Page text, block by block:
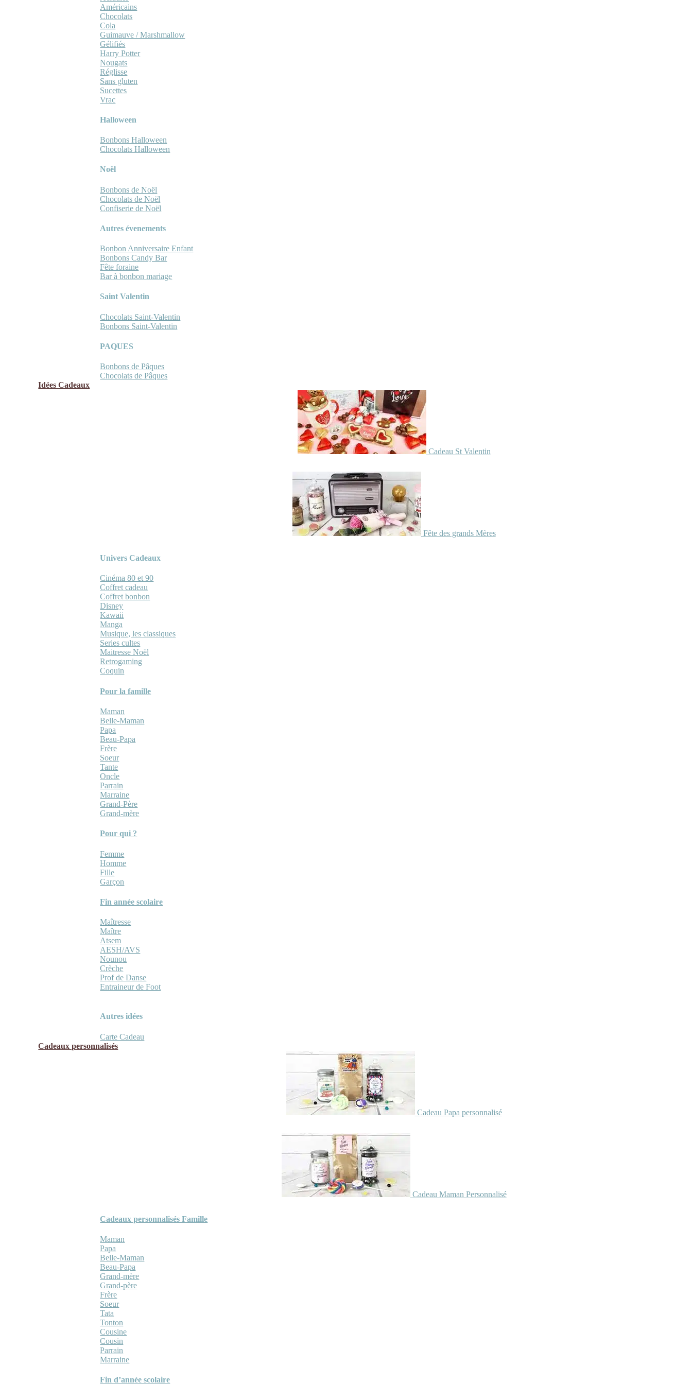
Américains
Chocolats
Cola
Guimauve / Marshmallow
Gélifiés
Harry Potter
Nougats
Réglisse
Sans gluten
Sucettes
Vrac
Halloween
Bonbons Halloween
Chocolats Halloween
Noël
Bonbons de Noël
Chocolats de Noël
Confiserie de Noël
Autres évenements
Bonbon Anniversaire Enfant
Bonbons Candy Bar
Fête foraine
Bar à bonbon mariage
Saint Valentin
Chocolats Saint-Valentin
Bonbons Saint-Valentin
PAQUES
Bonbons de Pâques
Chocolats de Pâques
Idées Cadeaux
Cadeau St Valentin
Fête des grands Mères
Univers Cadeaux
Cinéma 80 et 90
Coffret cadeau
Coffret bonbon
Disney
Kawaii
Manga
Musique, les classiques
Series cultes
Maitresse Noël
Retrogaming
Coquin
Pour la famille
Maman
Belle-Maman
Papa
Beau-Papa
Frère
Soeur
Tante
Oncle
Parrain
Marraine
Grand-Père
Grand-mère
Pour qui ?
Femme
Homme
Fille
Garçon
Fin année scolaire
Maîtresse
Maître
Atsem
AESH/AVS
Nounou
Crèche
Prof de Danse
Entraineur de Foot
Autres idées
Carte Cadeau
Cadeaux personnalisés
Cadeau Papa personnalisé
Cadeau Maman Personnalisé
Cadeaux personnalisés Famille
Maman
Papa
Belle-Maman
Beau-Papa
Grand-mère
Grand-père
Frère
Soeur
Tata
Tonton
Cousine
Cousin
Parrain
Marraine
Fin d’année scolaire